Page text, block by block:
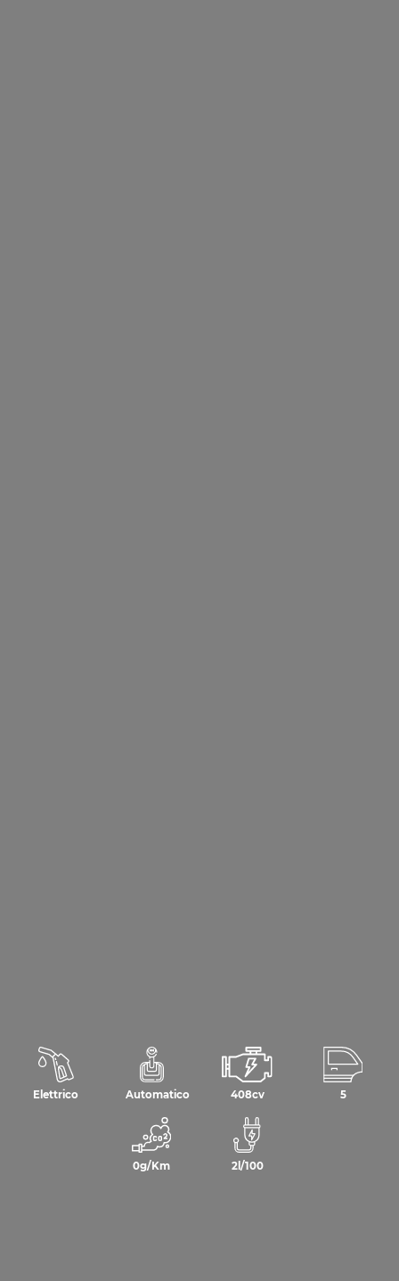
Elettrico Automatico 408cv 5
0g/Km 2l/100